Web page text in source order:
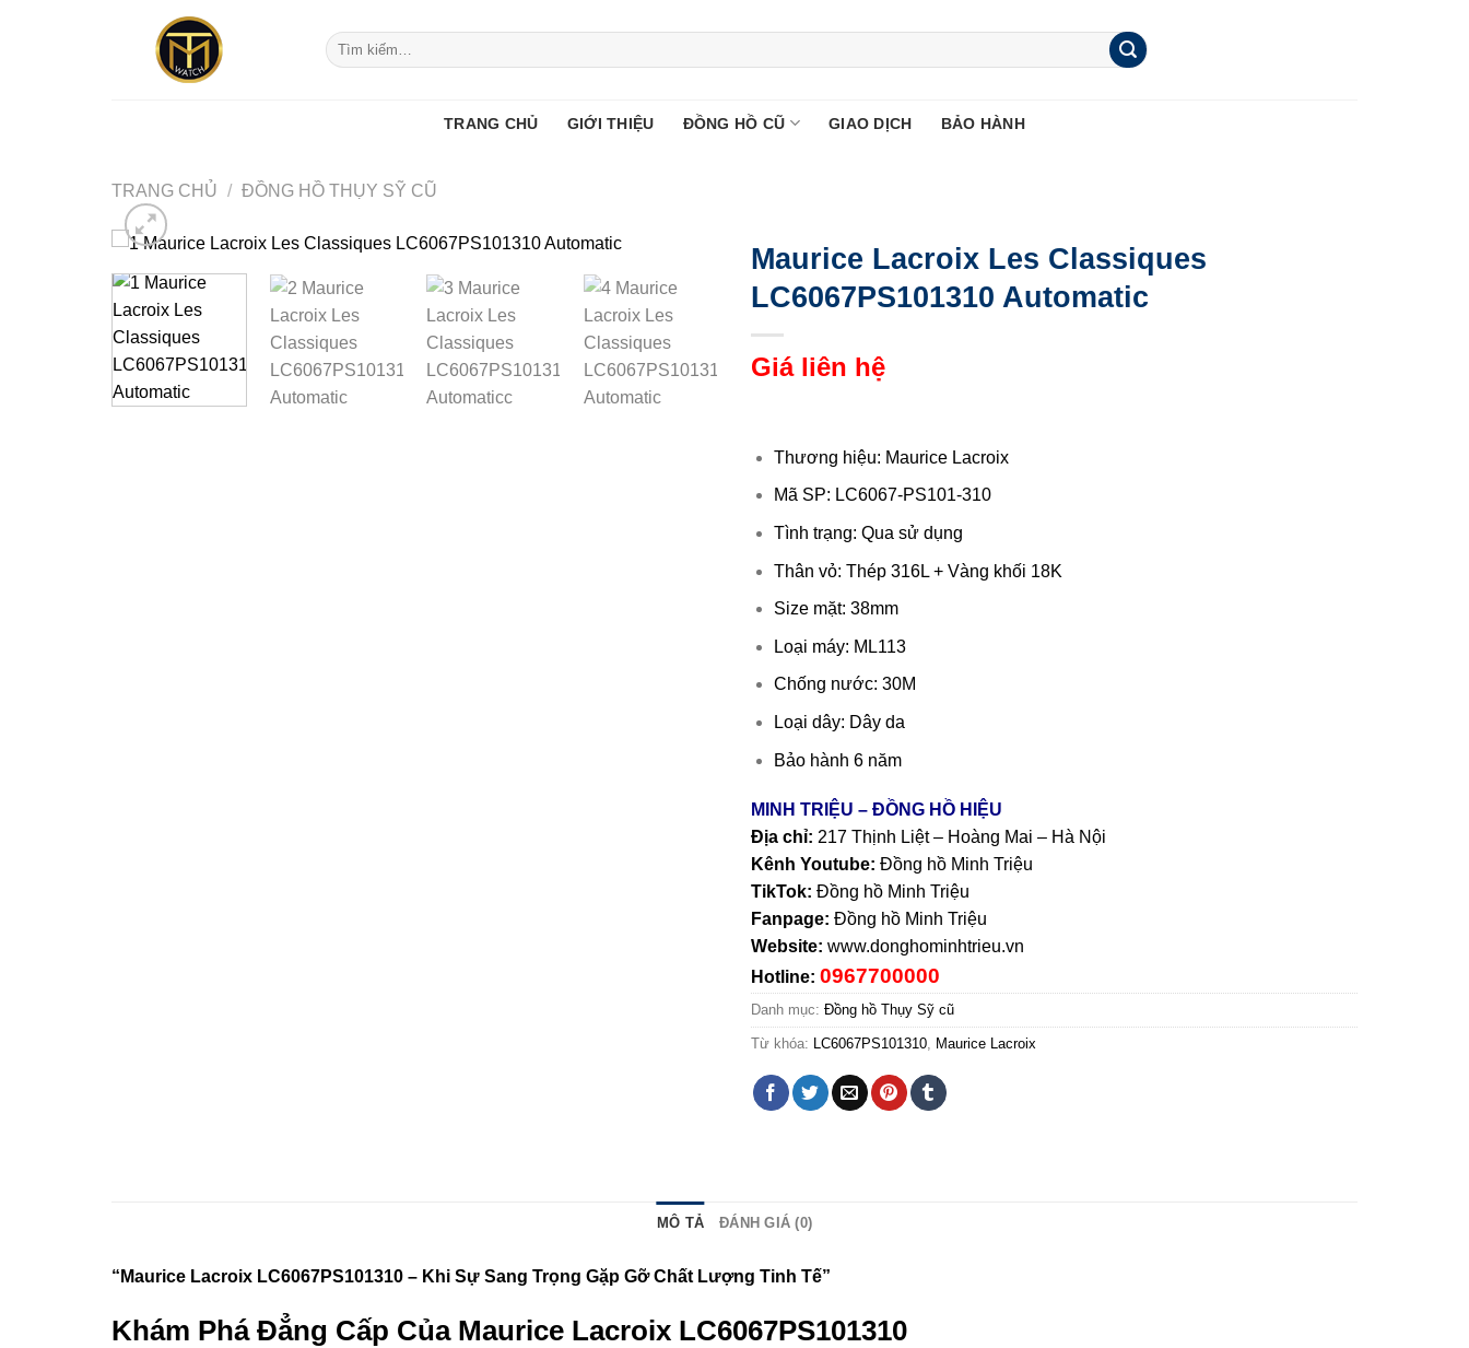
Tìm
kiếm:
TRANG CHỦ GIỚI THIỆU ĐỒNG HỒ CŨ GIAO DỊCH BẢO HÀNH
TRANG CHỦ / ĐỒNG HỒ THỤY SỸ CŨ
Maurice Lacroix Les Classiques
LC6067PS101310 Automatic
Giá liên hệ
Thương hiệu: Maurice Lacroix
Mã SP: LC6067-PS101-310
Tình trạng: Qua sử dụng
Thân vỏ: Thép 316L + Vàng khối 18K
Size mặt: 38mm
Loại máy: ML113
Chống nước: 30M
Loại dây: Dây da
Bảo hành 6 năm
MINH TRIỆU – ĐỒNG HỒ HIỆU
Địa chỉ: 217 Thịnh Liệt – Hoàng Mai – Hà Nội
Kênh Youtube: Đồng hồ Minh Triệu
TikTok: Đồng hồ Minh Triệu
Fanpage: Đồng hồ Minh Triệu
Website: www.donghominhtrieu.vn
Hotline: 0967700000
Danh mục: Đồng hồ Thụy Sỹ cũ
Từ khóa: LC6067PS101310, Maurice Lacroix
MÔ TẢ ĐÁNH GIÁ (0)
“Maurice Lacroix LC6067PS101310 – Khi Sự Sang Trọng Gặp Gỡ Chất Lượng Tinh Tế”
Khám Phá Đẳng Cấp Của Maurice Lacroix LC6067PS101310